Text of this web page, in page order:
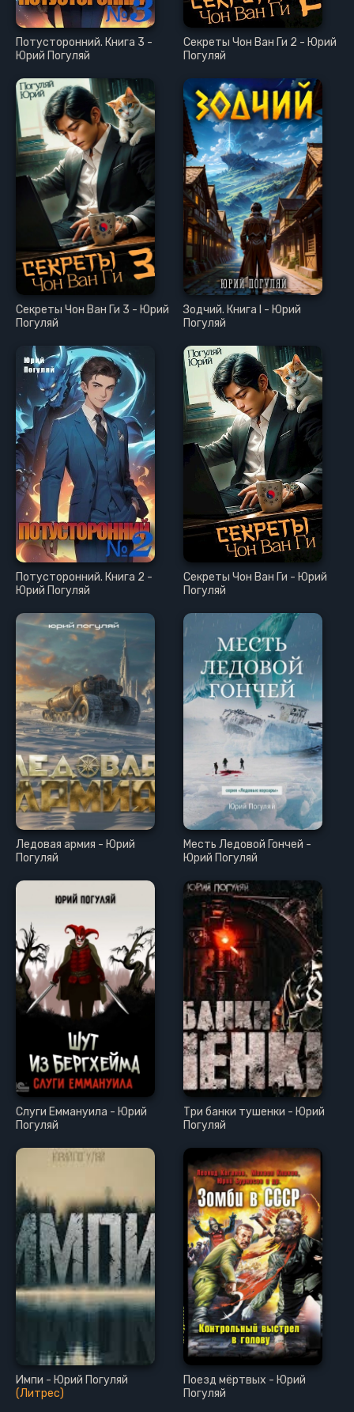
Потусторонний. Книга 3 -
Юрий Погуляй
Секреты Чон Ван Ги 2 - Юрий
Погуляй
Секреты Чон Ван Ги 3 - Юрий
Погуляй
Зодчий. Книга I - Юрий
Погуляй
Потусторонний. Книга 2 -
Юрий Погуляй
Секреты Чон Ван Ги - Юрий
Погуляй
Ледовая армия - Юрий
Погуляй
Месть Ледовой Гончей -
Юрий Погуляй
Слуги Еммануила - Юрий
Погуляй
Три банки тушенки - Юрий
Погуляй
Импи - Юрий Погуляй
(Литрес)
Поезд мёртвых - Юрий
Погуляй